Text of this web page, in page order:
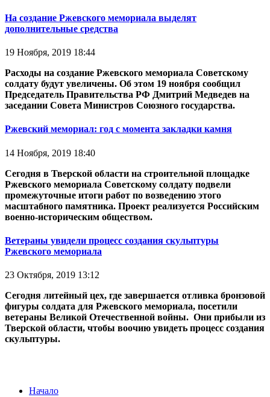
На создание Ржевского мемориала выделят
дополнительные средства
19 Ноября, 2019 18:44
Расходы на создание Ржевского мемориала Советскому
солдату будут увеличены. Об этом 19 ноября сообщил
Председатель Правительства РФ Дмитрий Медведев на
заседании Совета Министров Союзного государства.
Ржевский мемориал: год с момента закладки камня
14 Ноября, 2019 18:40
Сегодня в Тверской области на строительной площадке
Ржевского мемориала Советскому солдату подвели
промежуточные итоги работ по возведению этого
масштабного памятника. Проект реализуется Российским
военно-историческим обществом.
Ветераны увидели процесс создания скульптуры
Ржевского мемориала
23 Октября, 2019 13:12
Сегодня литейный цех, где завершается отливка бронзовой
фигуры солдата для Ржевского мемориала, посетили
ветераны Великой Отечественной войны. Они прибыли из
Тверской области, чтобы воочию увидеть процесс создания
скульптуры.
Начало